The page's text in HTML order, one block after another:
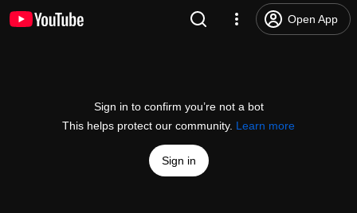
Open App
Sign in to confirm you’re not a bot
This helps protect our community. Learn more
Sign in